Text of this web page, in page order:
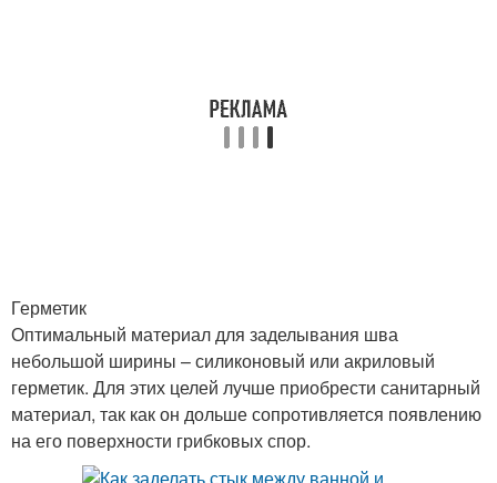
Герметик
Оптимальный материал для заделывания шва
небольшой ширины – силиконовый или акриловый
герметик. Для этих целей лучше приобрести санитарный
материал, так как он дольше сопротивляется появлению
на его поверхности грибковых спор.